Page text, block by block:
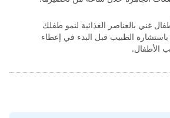
غني بالعناصر الغذائية لنمو طفلك
الطبيب قبل البدء في إعطاء
الأطفال.